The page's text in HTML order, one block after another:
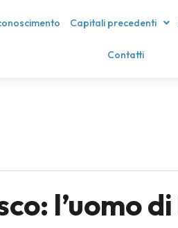
Capitali precedenti
Contatti
l’uomo